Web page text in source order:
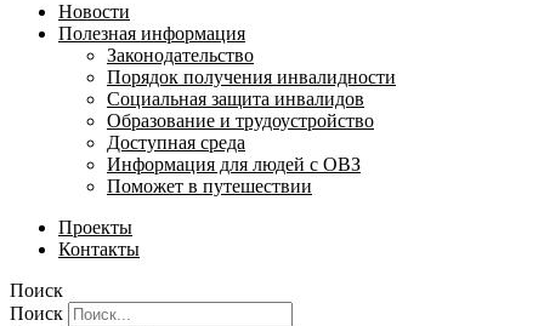
Новости
Полезная информация
Законодательство
Порядок получения инвалидности
Социальная защита инвалидов
Образование и трудоустройство
Доступная среда
Информация для людей с ОВЗ
Поможет в путешествии
Проекты
Контакты
Поиск
Поиск